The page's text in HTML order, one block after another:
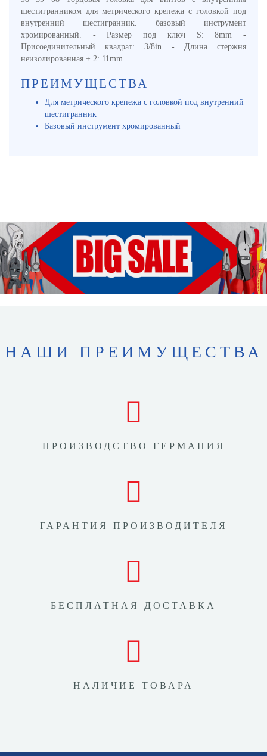
шестигранником для метрического крепежа с головкой под
внутренний шестигранник. базовый инструмент
хромированный. - Размер под ключ S: 8mm -
Присоединительный квадрат: 3/8in - Длина стержня
неизолированная ± 2: 11mm
ПРЕИМУЩЕСТВА
Для метрического крепежа с головкой под внутренний
шестигранник
Базовый инструмент хромированный
НАШИ ПРЕИМУЩЕСТВА
ПРОИЗВОДСТВО ГЕРМАНИЯ
ГАРАНТИЯ ПРОИЗВОДИТЕЛЯ
БЕСПЛАТНАЯ ДОСТАВКА
НАЛИЧИЕ ТОВАРА